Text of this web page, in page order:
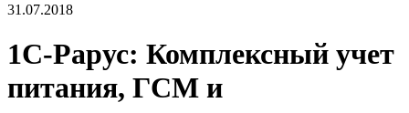
31.07.2018
1С-Рарус: Комплексный учет
питания, ГСМ и